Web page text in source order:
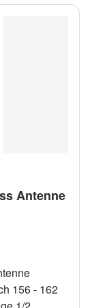
Antenne
156 - 162